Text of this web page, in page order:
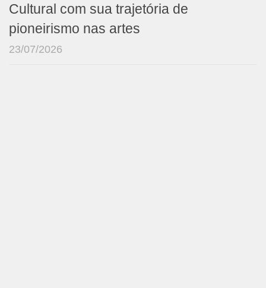
Cultural com sua trajetória de
pioneirismo nas artes
23/07/2026